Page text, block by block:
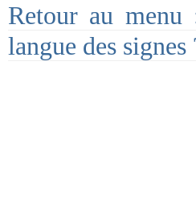
Retour au
langue des signes